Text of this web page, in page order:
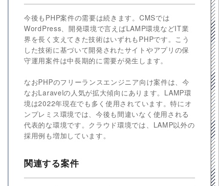
今後もPHP案件の需要は続きます。CMSでは
WordPress、開発環境で言えばLAMP環境などIT業
界を長く支えてきた技術はいずれもPHPです。こう
した技術に基づいて開発されたサイトやアプリの保
守運用案件は中長期的に需要が発生します。
なおPHPのフリーランスエンジニア向け案件は、今
なおLaravelの人気が拡大傾向にあります。LAMP環
境は2022年現在でも多く使用されています。特にオ
ンプレミス環境では、今後も間違いなく使用される
代表的な環境です。クラウド環境では、LAMP以外の
採用例も増加しています。
関連する案件